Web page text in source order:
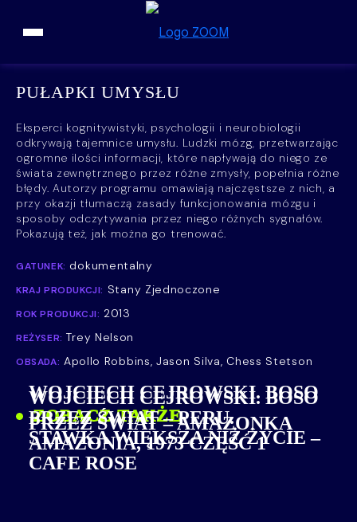
PUŁAPKI UMYSŁU
Eksperci kognitywistyki, psychologii i neurobiologii
odkrywają tajemnice umysłu. Ludzki mózg, przetwarzając
ogromne ilości informacji, które napływają do niego ze
świata zewnętrznego przez różne zmysły, popełnia różne
błędy. Autorzy programu omawiają najczęstsze z nich, a
przy okazji tłumaczą zasady funkcjonowania mózgu i
sposoby odczytywania przez niego różnych sygnałów.
Pokazują też, jak można go trenować.
GATUNEK: dokumentalny
KRAJ PRODUKCJI: Stany Zjednoczone
ROK PRODUKCJI: 2013
REŻYSER: Trey Nelson
OBSADA: Apollo Robbins, Jason Silva, Chess Stetson
ZOBACZ TAKŻE
WOJCIECH CEJROWSKI. BOSO
PRZEZ ŚWIAT – AMAZONKA
WOJCIECH CEJROWSKI. BOSO
PRZEZ ŚWIAT – PERU.
AMAZONIA, 1973 CZĘŚĆ 1
STAWKA WIĘKSZA NIŻ ŻYCIE –
CAFE ROSE